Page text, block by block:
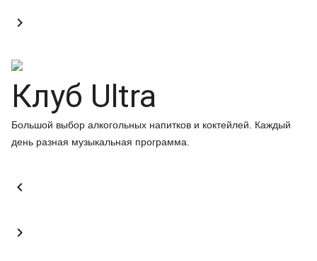

Клуб Ultra
Большой выбор алкогольных напитков и коктейлей. Каждый
день разная музыкальная программа.

